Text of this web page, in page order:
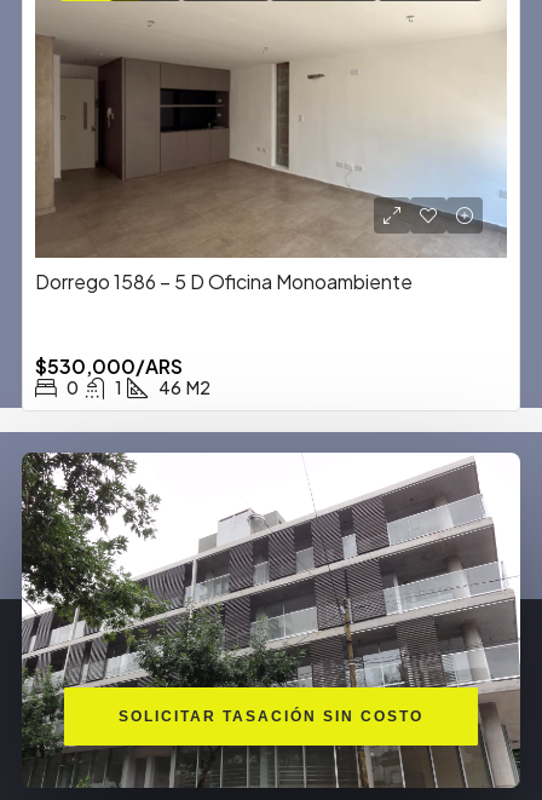
Dorrego 1586 – 5 D Oficina Monoambiente
$530,000/ARS
0 1 46 M2
SOLICITAR TASACIÓN SIN COSTO